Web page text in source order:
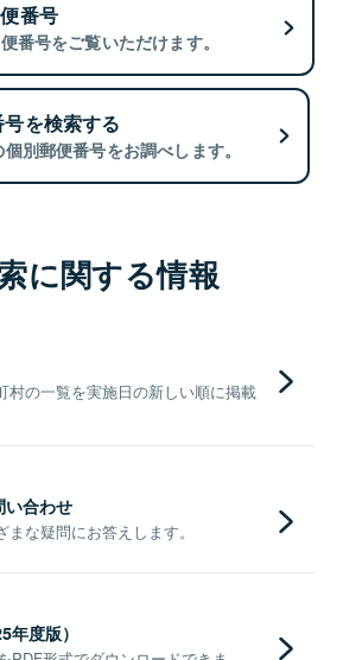
番号
番号をご覧いただけます。
を検索する
別郵便番号をお調べします。
に関する情報
村の一覧を実施日の新しい順に掲載
い合わせ
な疑問にお答えします。
度版）